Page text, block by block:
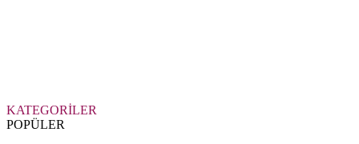
KATEGORİLER
POPÜLER